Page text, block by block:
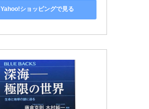
Yahoo!ショッピングで見る